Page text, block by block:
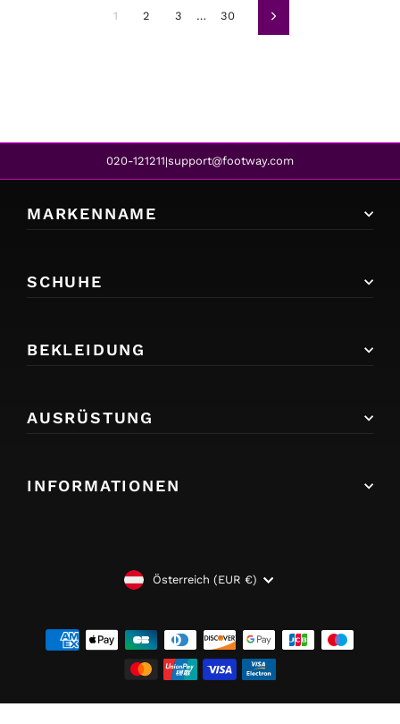
1 2 3 … 30 Weiter
020-121211|support@footway.com
MARKENNAME
SCHUHE
BEKLEIDUNG
AUSRÜSTUNG
INFORMATIONEN
WÄHRUNG
Österreich (EUR €)